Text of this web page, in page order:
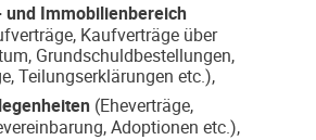
und Immobilienbereich
Kaufverträge über
Grundschuldbestellungen,
Teilungserklärungen etc.),
(Eheverträge,
Adoptionen etc.),